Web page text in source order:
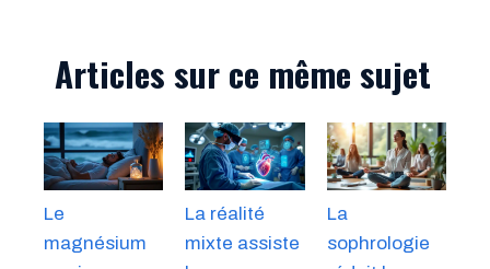
Articles sur ce même sujet
Le
magnésium
La réalité
mixte assiste
La
sophrologie